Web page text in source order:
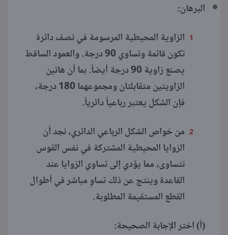
البرهان:
الزاوية المحيطية المرسومة في نصف دائرة
تكون قائمة وتساوي 90 درجة. والعمود الساقط
يصنع زاوية 90 درجة أيضاً. بما أن هاتين
الزاويتين متقابلتان ومجموعهما 180 درجة،
فإن الشكل يعتبر رباعياً دائرياً.
من خواص الشكل الرباعي الدائري، نجد أن
الزوايا المحيطية المشتركة في نفس القوس
تتساوى، مما يؤدي إلى تساوي الزوايا عند
القاعدة وينتج عن ذلك تساوٍ مباشر في أطوال
القطع المستقيمة المطلوبة.
(أ) اختر الإجابة الصحيحة: